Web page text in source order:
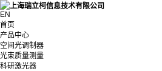
EN
首页
产品中心
空间光调制器
光束质量测量
科研激光器